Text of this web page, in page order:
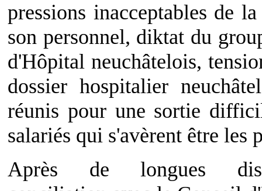
pressions inacceptables de
son personnel, diktat du
d'Hôpital neuchâtelois,
dossier hospitalier
réunis pour une sortie
salariés qui s'avèrent être les
Après de longues